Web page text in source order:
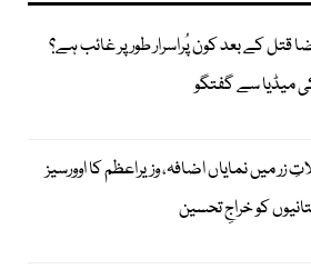
قتل کے بعد کون پُراسرار طور پر غائب ہے؟
میڈیا سے گفتگو
زر میں نمایاں اضافہ، وزیراعظم کا اوورسیز
کو خراجِ تحسین